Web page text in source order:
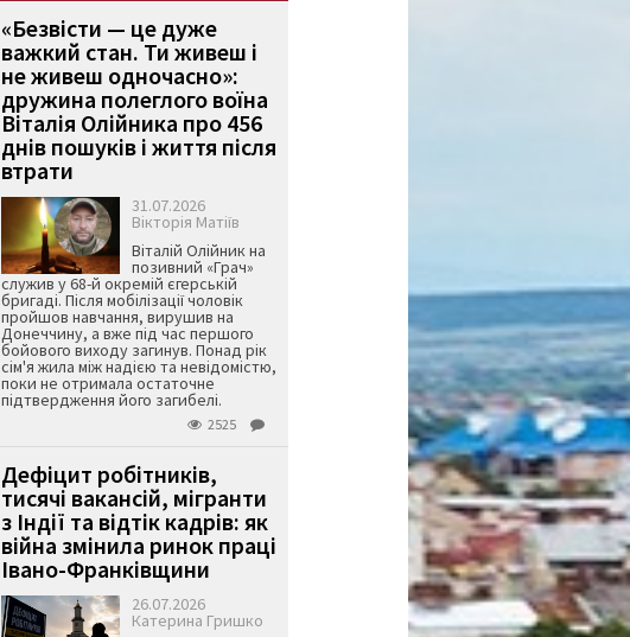
«Безвісти — це дуже
важкий стан. Ти живеш і
не живеш одночасно»:
дружина полеглого воїна
Віталія Олійника про 456
днів пошуків і життя після
втрати
31.07.2026
Вікторія Матіїв
Віталій Олійник на
позивний «Грач»
служив у 68-й окремій єгерській
бригаді. Після мобілізації чоловік
пройшов навчання, вирушив на
Донеччину, а вже під час першого
бойового виходу загинув. Понад рік
сім'я жила між надією та невідомістю,
поки не отримала остаточне
підтвердження його загибелі.
2525
Дефіцит робітників,
тисячі вакансій, мігранти
з Індії та відтік кадрів: як
війна змінила ринок праці
Івано-Франківщини
26.07.2026
Катерина Гришко